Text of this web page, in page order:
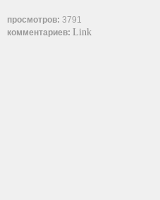
просмотров: 3791
комментариев: Link